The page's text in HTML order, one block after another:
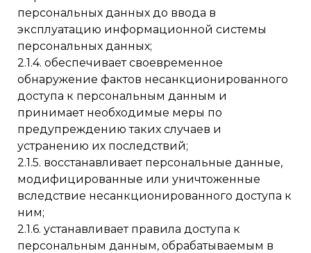
персональных данных до ввода в
эксплуатацию информационной системы
персональных данных;
2.1.4. обеспечивает своевременное
обнаружение фактов несанкционированного
доступа к персональным данным и
принимает необходимые меры по
предупреждению таких случаев и
устранению их последствий;
2.1.5. восстанавливает персональные данные,
модифицированные или уничтоженные
вследствие несанкционированного доступа к
ним;
2.1.6. устанавливает правила доступа к
персональным данным, обрабатываемым в